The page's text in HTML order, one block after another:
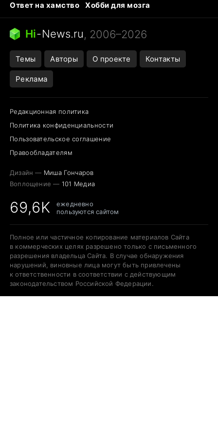
Ответ на хамство
Хобби для мозга
Бензин 100 и 95
Тунцы в океанариуме
Следующая пандемия
Hi-News.ru, 2006–2026
Темы Авторы О проекте Контакты
Реклама
Редакционная политика
Политика конфиденциальности
Пользовательское соглашение
Правообладателям
Дизайн — Миша Гончаров
Воплощение — 101 Медиа
69,6K
ежедневно
пользуются сайтом
Полное или частичное копирование материалов Сайта
в коммерческих целях разрешено только с письменного
разрешения владельца Сайта. В случае обнаружения
нарушений, виновные лица могут быть привлечены
к ответственности в соответствии с действующим
законодательством Российской Федерации.